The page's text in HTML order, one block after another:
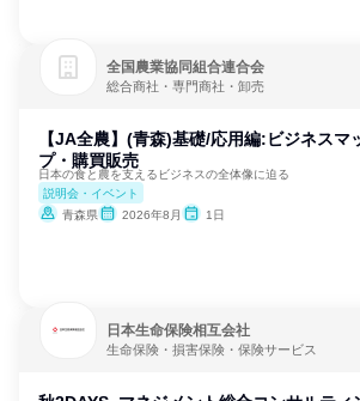
全国農業協同組合連合会
総合商社・専門商社・卸売
【JA全農】(青森)基礎/応用編:ビジネスマ
プ・購買販売
日本の食と農を支えるビジネスの全体像に迫る
説明会・イベント
青森県
2026年8月 1日
日本生命保険相互会社
生命保険・損害保険・保険サービス